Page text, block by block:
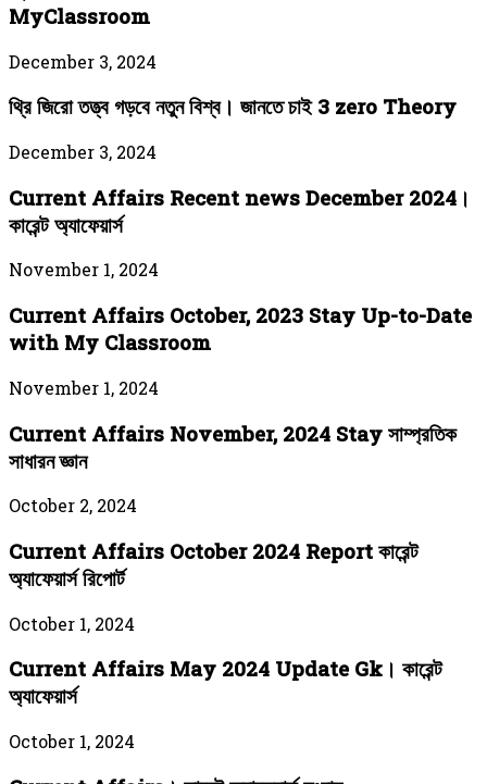
MyClassroom
December 3, 2024
থ্রি জিরো তত্ত্ব গড়বে নতুন বিশ্ব। জানতে চাই 3 zero Theory
December 3, 2024
Current Affairs Recent news December 2024।
কারেন্ট অ্যাফেয়ার্স
November 1, 2024
Current Affairs October, 2023 Stay Up-to-Date
with My Classroom
November 1, 2024
Current Affairs November, 2024 Stay সাম্প্রতিক
সাধারন জ্ঞান
October 2, 2024
Current Affairs October 2024 Report কারেন্ট
অ্যাফেয়ার্স রিপোর্ট
October 1, 2024
Current Affairs May 2024 Update Gk। কারেন্ট
অ্যাফেয়ার্স
October 1, 2024